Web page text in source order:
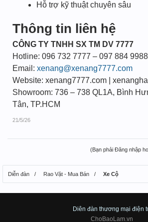
Hỗ trợ kỹ thuật chuyên sâu
Thông tin liên hệ
CÔNG TY TNHH SX TM DV 7777
Hotline: 096 732 7777 – 097 884 9988
Email: xenang@xenang7777.com
Website: xenang7777.com |
Showroom: 736 – 738 QL1A, Bình
Tân, TP.HCM
21/5/26
(Bạn phải Đăng nhập
Diễn đàn Rao Vặt - Mua Bán Xe Cộ
Diên đàn thương mại điện
ChoBaoLam.vn